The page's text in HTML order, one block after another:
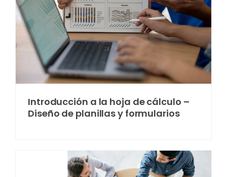
Introducción a la hoja de cálculo –
Diseño de planillas y formularios